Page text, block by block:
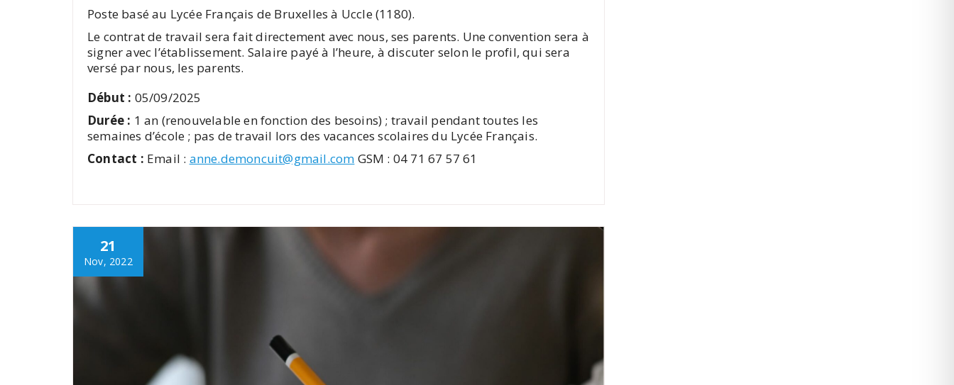
Poste basé au Lycée Français de Bruxelles à Uccle (1180).
Le contrat de travail sera fait directement avec nous, ses parents. Une convention sera à
signer avec l’établissement. Salaire payé à l’heure, à discuter selon le profil, qui sera
versé par nous, les parents.
Début : 05/09/2025
Durée : 1 an (renouvelable en fonction des besoins) ; travail pendant toutes les
semaines d’école ; pas de travail lors des vacances scolaires du Lycée Français.
Contact : Email : anne.demoncuit@gmail.com GSM : 04 71 67 57 61
21
Nov, 2022